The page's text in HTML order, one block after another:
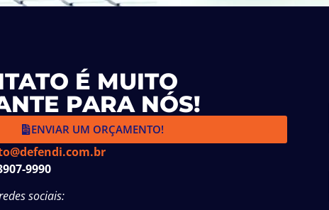
É MUITO
PARA NÓS!
ENVIAR UM ORÇAMENTO!
9990
sociais: